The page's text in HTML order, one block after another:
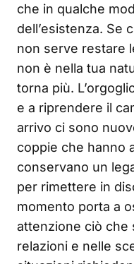
che in qualche
dell’esistenza. Se
non serve restare
non è nella tua
torna più.
e a riprendere il
arrivo ci sono
coppie che hanno
conservano un
per rimettere in
momento porta a
attenzione ciò che
relazioni e nelle